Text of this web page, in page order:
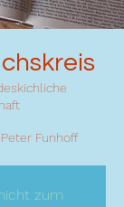
Funhoff
zum